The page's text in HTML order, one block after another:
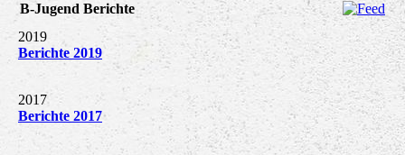
B-Jugend Berichte
2019
Berichte 2019
2017
Berichte 2017